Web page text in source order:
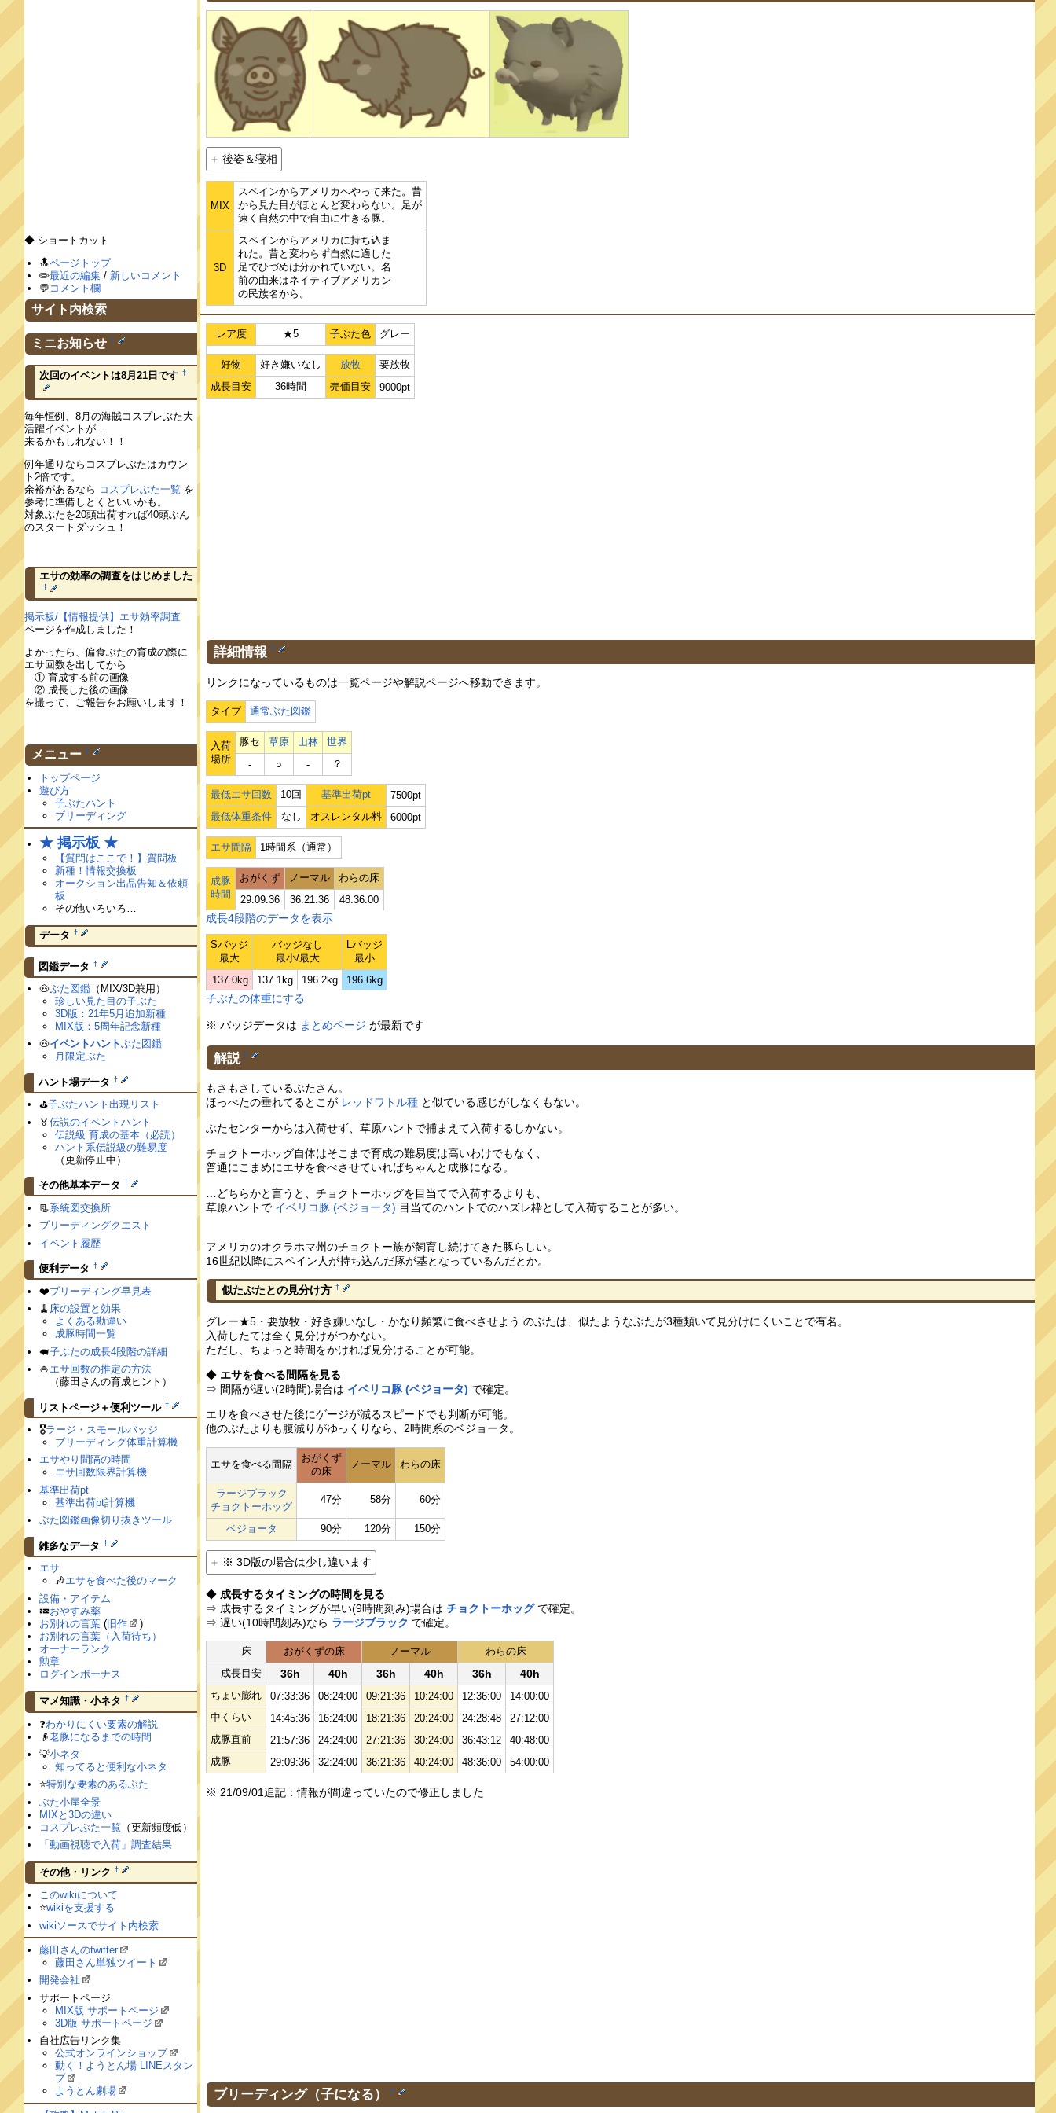
後姿＆寝相
MIX
スペインからアメリカへやって来た。昔
から見た目がほとんど変わらない。足が
速く自然の中で自由に生きる豚。
3D
スペインからアメリカに持ち込ま
れた。昔と変わらず自然に適した
足でひづめは分かれていない。名
前の由来はネイティブアメリカン
の民族名から。
レア度 ★5 子ぶた色 グレー
好物 好き嫌いなし 放牧
要放牧
成長目安
36時間 売価目安 9000pt
詳細情報 †
リンクになっているものは一覧ページや解説ページへ移動できます。
タイプ 通常ぶた図鑑
入荷
場所
豚セ 草原 山林
世界
‐
○ ‐ ？
最低エサ回数 10回 基準出荷pt
7500pt
最低体重条件
なし オスレンタル料 6000pt
エサ間隔 1時間系（通常）
成豚
時間
おがくず ノーマル
わらの床
29:09:36
36:21:36 48:36:00
成長4段階のデータを表示
Sバッジ
最大
バッジなし
最小/最大
Lバッジ
最小
137.0kg
137.1kg 196.2kg 196.6kg
子ぶたの体重にする
※ バッジデータは まとめページ が最新です
解説 †
もさもさしているぶたさん。
ほっぺたの垂れてるとこが レッドワトル種 と似ている感じがしなくもない。
ぶたセンターからは入荷せず、草原ハントで捕まえて入荷するしかない。
チョクトーホッグ自体はそこまで育成の難易度は高いわけでもなく、
普通にこまめにエサを食べさせていればちゃんと成豚になる。
…どちらかと言うと、チョクトーホッグを目当てで入荷するよりも、
草原ハントで イベリコ豚 (ベジョータ) 目当てのハントでのハズレ枠として入荷することが多い。
アメリカのオクラホマ州のチョクトー族が飼育し続けてきた豚らしい。
16世紀以降にスペイン人が持ち込んだ豚が基となっているんだとか。
似たぶたとの見分け方 †
グレー★5・要放牧・好き嫌いなし・かなり頻繁に食べさせよう のぶたは、似たようなぶたが3種類いて見分けにくいことで有名。
入荷したては全く見分けがつかない。
ただし、ちょっと時間をかければ見分けることが可能。
◆ エサを食べる間隔を見る
⇒ 間隔が遅い(2時間)場合は イベリコ豚 (ベジョータ) で確定。
エサを食べさせた後にゲージが減るスピードでも判断が可能。
他のぶたよりも腹減りがゆっくりなら、2時間系のベジョータ。
エサを食べる間隔
おがくず
の床
ノーマル わらの床
ラージブラック
チョクトーホッグ
47分 58分 60分
ベジョータ 90分 120分 150分
※ 3D版の場合は少し違います
◆ 成長するタイミングの時間を見る
⇒ 成長するタイミングが早い(9時間刻み)場合はチョクトーホッグで確定。
⇒ 遅い(10時間刻み)なら ラージブラック で確定。
床 おがくずの床 ノーマル
わらの床
成長目安
36h 40h 36h 40h 36h 40h
ちょい膨れ 07:33:36 08:24:00 09:21:36 10:24:00 12:36:00
14:00:00
中くらい
14:45:36 16:24:00 18:21:36 20:24:00 24:28:48
27:12:00
成豚直前
21:57:36 24:24:00 27:21:36 30:24:00 36:43:12
40:48:00
成豚
29:09:36 32:24:00 36:21:36 40:24:00 48:36:00 54:00:00
※ 21/09/01追記：情報が間違っていたので修正しました
ブリーディング（子になる） †
◆ ショートカット
🔝ページトップ
✏️最近の編集 / 新しいコメント
💬 コメント欄
サイト内検索
ミニお知らせ †
次回のイベントは8月21日です †
毎年恒例、8月の海賊コスプレぶた大
活躍イベントが…
来るかもしれない！！
例年通りならコスプレぶたはカウン
ト2倍です。
余裕があるなら コスプレぶた一覧 を
参考に準備しとくといいかも。
対象ぶたを20頭出荷すれば40頭ぶん
のスタートダッシュ！
エサの効率の調査をはじめました
†
掲示板/【情報提供】エサ効率調査
ページを作成しました！
よかったら、偏食ぶたの育成の際に
エサ回数を出してから
① 育成する前の画像
② 成長した後の画像
を撮って、ご報告をお願いします！
メニュー †
トップページ
遊び方
子ぶたハント
ブリーディング
★ 掲示板 ★
【質問はここで！】質問板
新種！情報交換板
オークション出品告知＆依頼
板
その他いろいろ…
データ †
図鑑データ †
🐽ぶた図鑑 （MIX/3D兼用）
珍しい見た目の子ぶた
3D版：21年5月追加新種
MIX版：5周年記念新種
🐽イベントハントぶた図鑑
月限定ぶた
ハント場データ †
⛳️子ぶたハント出現リスト
🏅伝説のイベントハント
伝説級 育成の基本（必読）
ハント系伝説級の難易度
（更新停止中）
その他基本データ †
📃系統図交換所
ブリーディングクエスト
イベント履歴
便利データ †
❤️ブリーディング早見表
🧹 床の設置と効果
よくある勘違い
成豚時間一覧
🐖子ぶたの成長4段階の詳細
🍚 エサ回数の推定の方法
（藤田さんの育成ヒント）
リストページ＋便利ツール †
🎖ラージ・スモールバッジ
ブリーディング体重計算機
エサやり間隔の時間
エサ回数限界計算機
基準出荷pt
基準出荷pt計算機
ぶた図鑑画像切り抜きツール
雑多なデータ †
エサ
🎶エサを食べた後のマーク
設備・アイテム
💤おやすみ薬
お別れの言葉 (旧作
)
お別れの言葉（入荷待ち）
オーナーランク
勲章
ログインボーナス
マメ知識・小ネタ †
❓わかりにくい要素の解説
👴老豚になるまでの時間
💡小ネタ
知ってると便利な小ネタ
⭐️特別な要素のあるぶた
ぶた小屋全景
MIXと3Dの違い
コスプレぶた一覧 （更新頻度低）
「動画視聴で入荷」調査結果
その他・リンク †
このwikiについて
⭐️wikiを支援する
wikiソースでサイト内検索
藤田さんのtwitter
藤田さん単独ツイート
開発会社
サポートページ
MIX版 サポートページ
3D版 サポートページ
自社広告リンク集
公式オンラインショップ
動く！ようとん場 LINEスタン
プ
ようとん劇場